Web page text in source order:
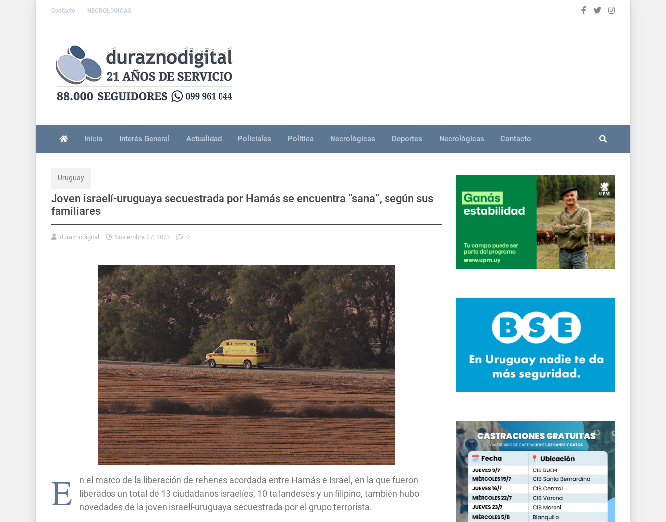
Contacto NECROLÓGICAS
Inicio Interés General Actualidad Policiales Política Necrológicas Deportes Necrológicas Contacto
Uruguay
Joven israelí-uruguaya secuestrada por Hamás se encuentra “sana”, según sus
familiares
duraznodigital Noviembre 27, 2023 0
E
n el marco de la liberación de rehenes acordada entre Hamás e Israel, en la que fueron
liberados un total de 13 ciudadanos israelíes, 10 tailandeses y un filipino, también hubo
novedades de la joven israelí-uruguaya secuestrada por el grupo terrorista.